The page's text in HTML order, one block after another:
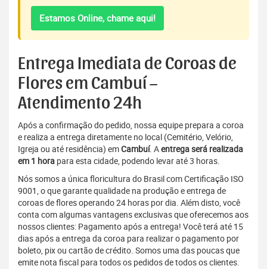
Estamos Online, chame aqui!
Entrega Imediata de Coroas de
Flores em Cambuí –
Atendimento 24h
Após a confirmação do pedido, nossa equipe prepara a coroa
e realiza a entrega diretamente no local (Cemitério, Velório,
Igreja ou até residência) emCambuí. Aentrega será realizada
em 1 hora para esta cidade, podendo levar até 3 horas.
Nós somos a única floricultura do Brasil com Certificação ISO
9001, o que garante qualidade na produção e entrega de
coroas de flores operando 24 horas por dia. Além disto, você
conta com algumas vantagens exclusivas que oferecemos aos
nossos clientes: Pagamento após a entrega! Você terá até 15
dias após a entrega da coroa para realizar o pagamento por
boleto, pix ou cartão de crédito. Somos uma das poucas que
emite nota fiscal para todos os pedidos de todos os clientes.